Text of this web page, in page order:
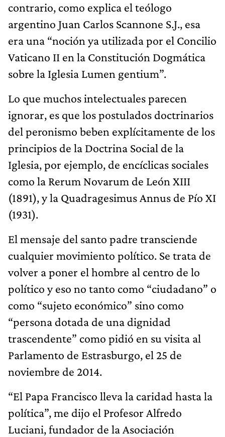
contrario, como explica el teólogo
argentino Juan Carlos Scannone S.J., esa
era una “noción ya utilizada por el Concilio
Vaticano II en la Constitución Dogmática
sobre la Iglesia Lumen gentium”.
Lo que muchos intelectuales parecen
ignorar, es que los postulados doctrinarios
del peronismo beben explícitamente de los
principios de la Doctrina Social de la
Iglesia, por ejemplo, de encíclicas sociales
como la Rerum Novarum de León XIII
(1891), y la Quadragesimus Annus de Pío XI
(1931).
El mensaje del santo padre transciende
cualquier movimiento político. Se trata de
volver a poner el hombre al centro de lo
político y eso no tanto como “ciudadano” o
como “sujeto económico” sino como
“persona dotada de una dignidad
trascendente” como pidió en su visita al
Parlamento de Estrasburgo, el 25 de
noviembre de 2014.
“El Papa Francisco lleva la caridad hasta la
política”, me dijo el Profesor Alfredo
Luciani, fundador de la Asociación